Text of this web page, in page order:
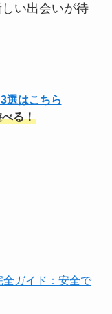
い出会いが待
選はこちら
る！
ガイド：安全で